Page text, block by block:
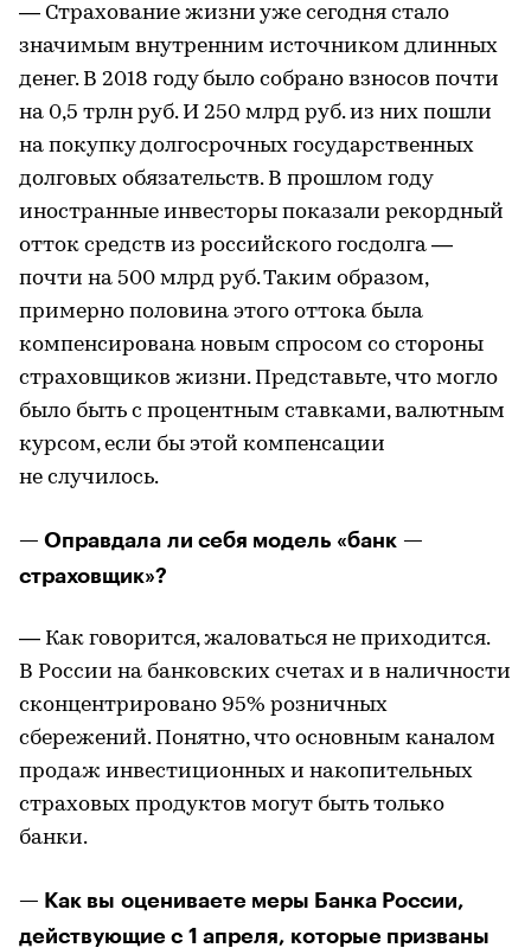
— Страхование жизни уже сегодня стало
значимым внутренним источником длинных
денег. В 2018 году было собрано взносов почти
на 0,5 трлн руб. И 250 млрд руб. из них пошли
на покупку долгосрочных государственных
долговых обязательств. В прошлом году
иностранные инвесторы показали рекордный
отток средств из российского госдолга —
почти на 500 млрд руб. Таким образом,
примерно половина этого оттока была
компенсирована новым спросом со стороны
страховщиков жизни. Представьте, что могло
было быть с процентным ставками, валютным
курсом, если бы этой компенсации
не случилось.
— Оправдала ли себя модель «банк —
страховщик»?
— Как говорится, жаловаться не приходится.
В России на банковских счетах и в наличности
сконцентрировано 95% розничных
сбережений. Понятно, что основным каналом
продаж инвестиционных и накопительных
страховых продуктов могут быть только
банки.
— Как вы оцениваете меры Банка России,
действующие с 1 апреля, которые призваны